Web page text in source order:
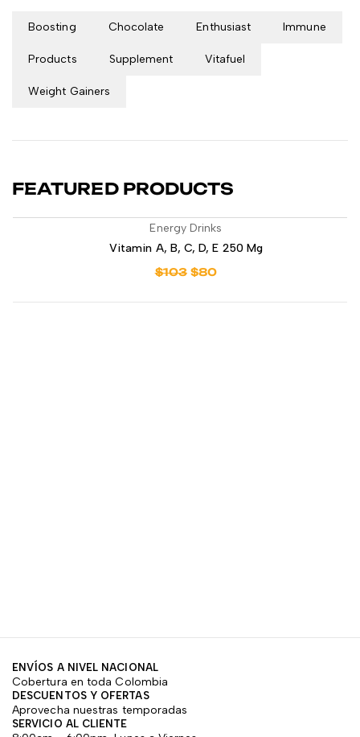
Boosting Chocolate Enthusiast Immune
Products Supplement Vitafuel
Weight Gainers
FEATURED PRODUCTS
Energy Drinks
Vitamin A, B, C, D, E 250 Mg
$103 $80
ENVÍOS A NIVEL NACIONAL
Cobertura en toda Colombia
DESCUENTOS Y OFERTAS
Aprovecha nuestras temporadas
SERVICIO AL CLIENTE